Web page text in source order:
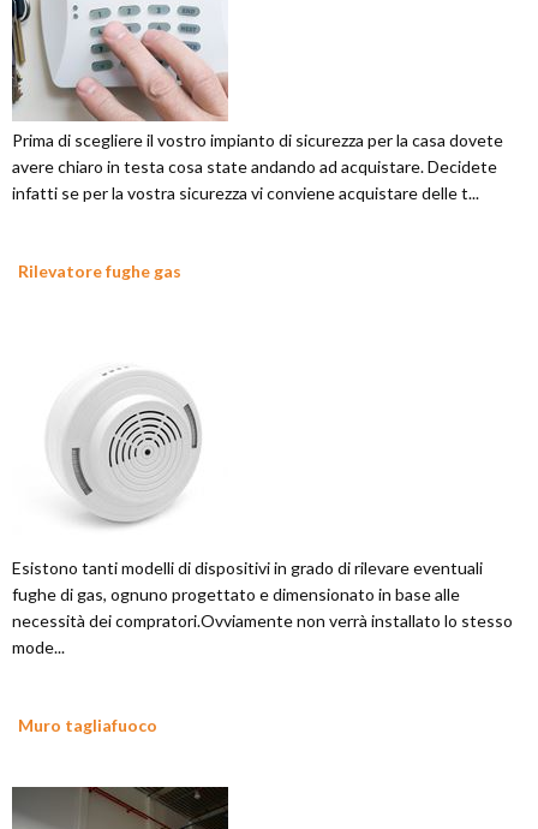
Prima di scegliere il vostro impianto di sicurezza per la casa dovete
avere chiaro in testa cosa state andando ad acquistare. Decidete
infatti se per la vostra sicurezza vi conviene acquistare delle t...
Rilevatore fughe gas
Esistono tanti modelli di dispositivi in grado di rilevare eventuali
fughe di gas, ognuno progettato e dimensionato in base alle
necessità dei compratori.Ovviamente non verrà installato lo stesso
mode...
Muro tagliafuoco